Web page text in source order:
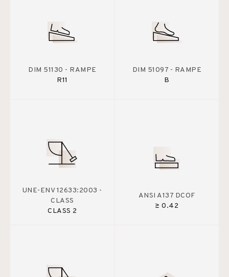
DIM 51130 - RAMPE
R11
DIM 51097 - RAMPE
B
UNE-ENV 12633:2003 -
CLASS
CLASS 2
ANSI A137 DCOF
≥ 0.42